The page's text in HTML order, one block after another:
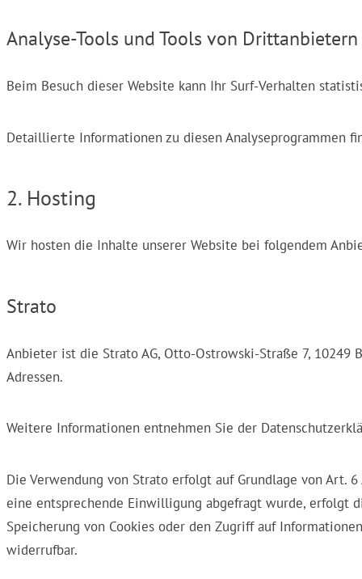
Analyse-Tools und Tools von Dritt­anbietern
Beim Besuch dieser Website kann Ihr Surf-Verhalten
Detaillierte Informationen zu diesen Analyseprogrammen
2. Hosting
Wir hosten die Inhalte unserer Website bei folgendem
Strato
Anbieter ist die Strato AG, Otto-Ostrowski-Straße 7, 10249
Adressen.
Weitere Informationen entnehmen Sie der
Die Verwendung von Strato erfolgt auf Grundlage von Art.
eine entsprechende Einwilligung abgefragt wurde, erfolgt
Speicherung von Cookies oder den Zugriff auf
widerrufbar.